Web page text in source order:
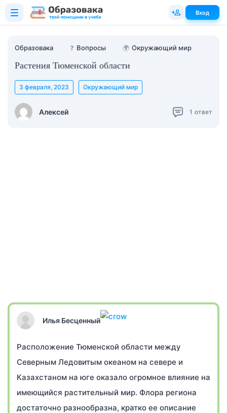
Образовака ❓ Вопросы 🌍 Окружающий мир
Растения Тюменской области
Алексей
3 февраля, 2023 Окружающий мир
1 ответ
Илья Бесценный
Расположение Тюменской области между
Северным Ледовитым океаном на севере и
Казахстаном на юге оказало огромное влияние на
имеющийся растительный мир. Флора региона
достаточно разнообразна, кратко ее описание
Вход